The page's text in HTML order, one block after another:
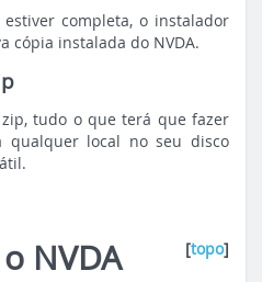
completa, o instalador
cópia instalada do NVDA.
tudo o que terá que fazer
qualquer local no seu disco
NVDA [topo]